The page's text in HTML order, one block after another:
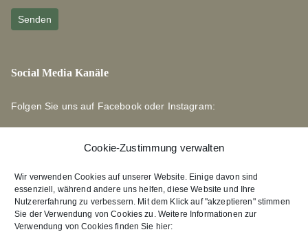
Cookie-Zustimmung verwalten
Wir verwenden Cookies auf unserer Website. Einige davon sind
essenziell, während andere uns helfen, diese Website und Ihre
Nutzererfahrung zu verbessern. Mit dem Klick auf "akzeptieren" stimmen
Sie der Verwendung von Cookies zu. Weitere Informationen zur
Verwendung von Cookies finden Sie hier:
Social Media Kanäle
Folgen Sie uns auf Facebook oder Instagram:
Links zu unseren Partnerverlagen
Edition Bärenklau